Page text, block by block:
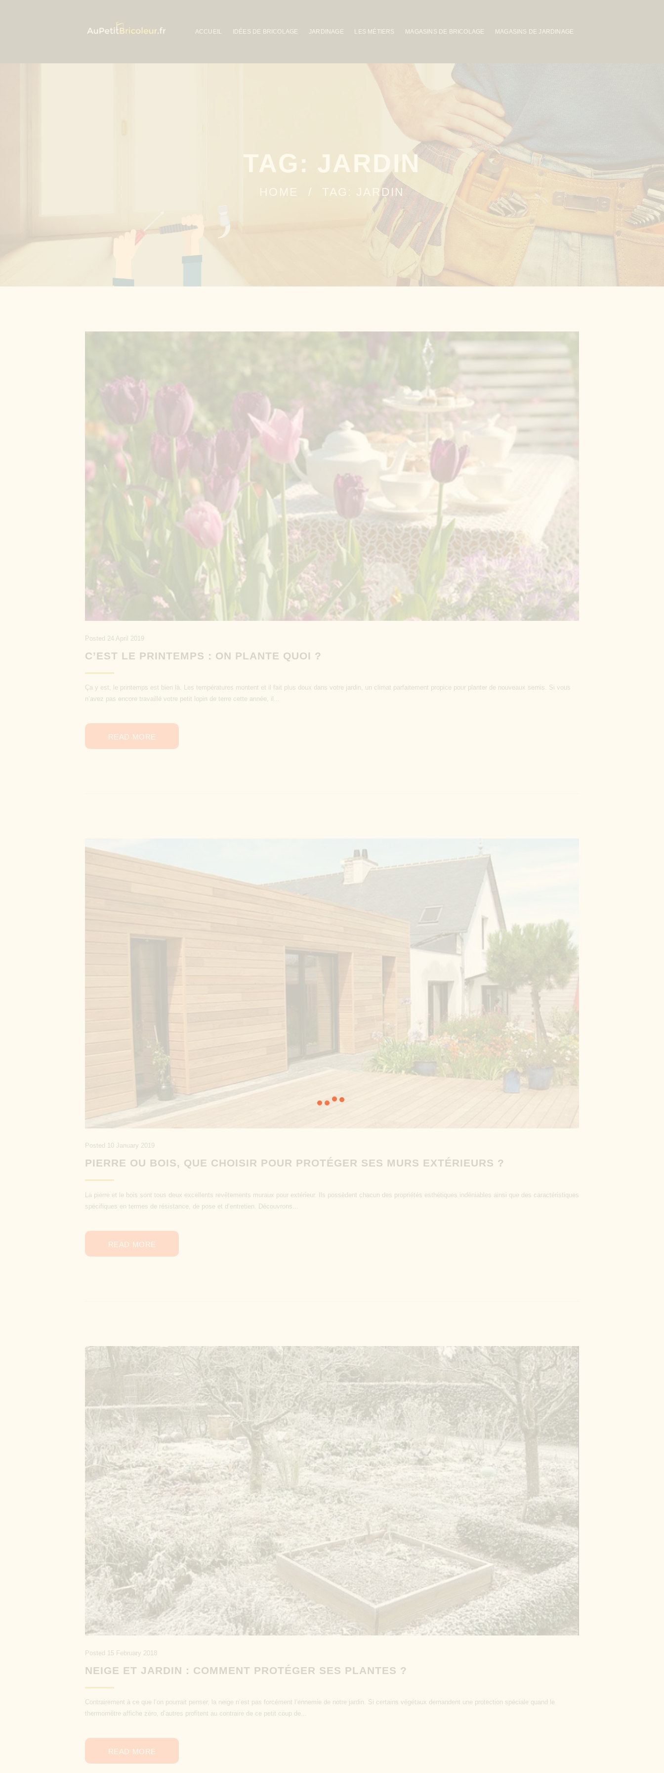
ACCUEIL IDÉES DE BRICOLAGE JARDINAGE LES MÉTIERS MAGASINS DE BRICOLAGE MAGASINS DE JARDINAGE
TAG: JARDIN
HOME TAG: JARDIN
Posted 24 April 2019
C’EST LE PRINTEMPS : ON PLANTE QUOI ?
Ça y est, le printemps est bien là. Les températures montent et il fait plus doux dans votre jardin, un climat parfaitement propice pour planter de nouveaux semis. Si vous
n’avez pas encore travaillé votre petit lopin de terre cette année, il...
READ MORE
Posted 10 January 2019
PIERRE OU BOIS, QUE CHOISIR POUR PROTÉGER SES MURS EXTÉRIEURS ?
La pierre et le bois sont tous deux excellents revêtements muraux pour extérieur. Ils possèdent chacun des propriétés esthétiques indéniables ainsi que des caractéristiques
spécifiques en termes de résistance, de pose et d’entretien. Découvrons...
READ MORE
Posted 15 February 2018
NEIGE ET JARDIN : COMMENT PROTÉGER SES PLANTES ?
Contrairement à ce que l’on pourrait penser, la neige n’est pas forcément l’ennemie de notre jardin. Si certains végétaux demandent une protection spéciale quand le
thermomètre affiche zéro, d’autres profitent au contraire de ce petit coup de...
READ MORE